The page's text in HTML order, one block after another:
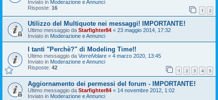
Inviato in Moderazione e Annunci
Risposte: 16 1 2
Utilizzo del Multiquote nei messaggi! IMPORTANTE!
Ultimo messaggio da Starfighter84 « 23 maggio 2014, 17:32
Inviato in Moderazione e Annunci
I tanti "Perchè?" di Modeling Time!!
Ultimo messaggio da VorreiVolare « 4 marzo 2020, 13:45
Inviato in Moderazione e Annunci
Risposte: 42 1 2 3 4 5
Aggiornamento dei permessi del forum - IMPORTANTE!
Ultimo messaggio da Starfighter84 « 14 novembre 2012, 1:02
Inviato in Moderazione e Annunci